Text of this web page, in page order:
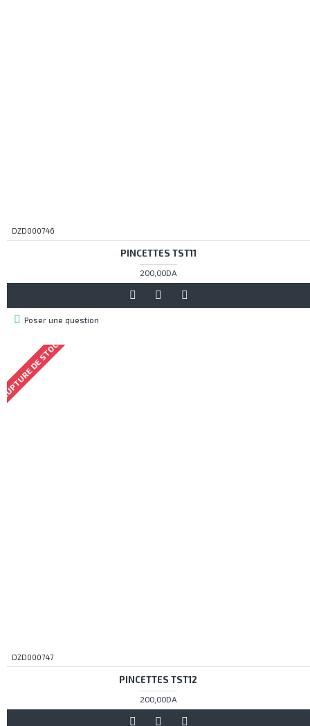
DZD000746
PINCETTES TST11
200,00DA
Poser une question
DE STOCK
DZD000747
PINCETTES TST12
200,00DA